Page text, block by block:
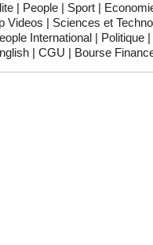
| People | Sport |
Videos | Sciences et
International | Politique |
| CGU | Bourse